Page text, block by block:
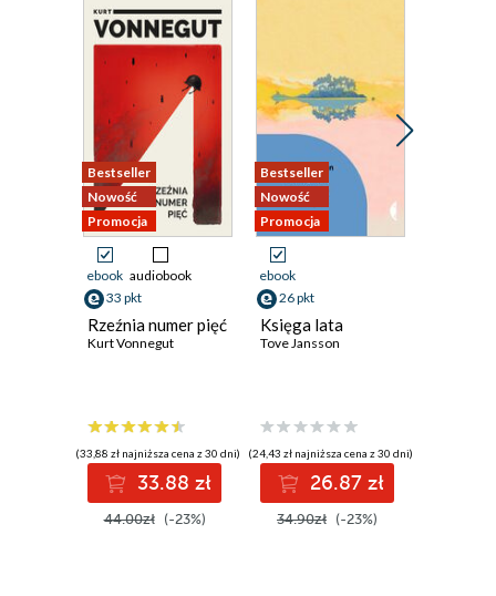
Bestseller
Nowość
Promocja
ebook audiobook
33 pkt
Rzeźnia numer pięć
Kurt Vonnegut
(33,88 zł najniższa cena z 30 dni)
33.88 zł
44.00zł (-23%)
Bestseller
Nowość
Promocja
ebook
26 pkt
Księga lata
Tove Jansson
(24,43 zł najniższa cena z 30 dni)
26.87 zł
34.90zł (-23%)